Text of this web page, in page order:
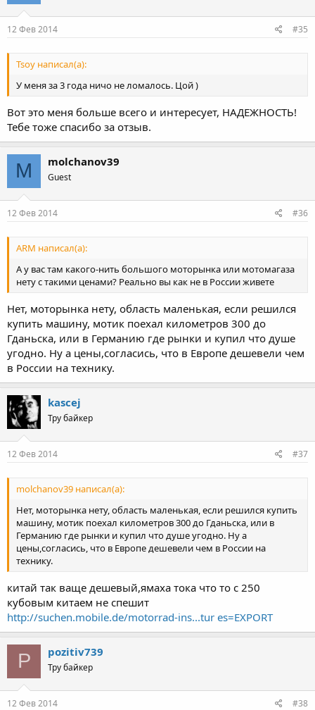
12 Фев 2014 #35
Tsoy написал(а):
У меня за 3 года ничо не ломалось. Цой )
Вот это меня больше всего и интересует, НАДЕЖНОСТЬ!
Тебе тоже спасибо за отзыв.
M molchanov39
Guest
12 Фев 2014 #36
ARM написал(а):
А у вас там какого-нить большого моторынка или мотомагаза
нету с такими ценами? Реально вы как не в России живете
Нет, моторынка нету, область маленькая, если решился
купить машину, мотик поехал километров 300 до
Гданьска, или в Германию где рынки и купил что душе
угодно. Ну а цены,согласись, что в Европе дешевели чем
в России на технику.
kascej
Тру байкер
12 Фев 2014 #37
molchanov39 написал(а):
Нет, моторынка нету, область маленькая, если решился купить
машину, мотик поехал километров 300 до Гданьска, или в
Германию где рынки и купил что душе угодно. Ну а
цены,согласись, что в Европе дешевели чем в России на
технику.
китай так ваще дешевый,ямаха тока что то с 250
кубовым китаем не спешит
http://suchen.mobile.de/motorrad-ins...tur es=EXPORT
P pozitiv739
Тру байкер
12 Фев 2014 #38